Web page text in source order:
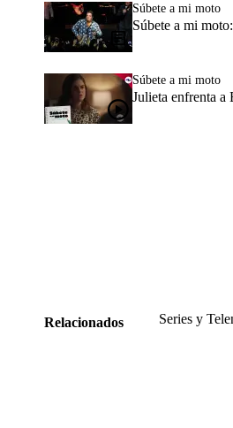
Súbete a mi moto
Súbete a mi
Súbete a mi moto
Julieta enfrenta a
Relacionados Series y